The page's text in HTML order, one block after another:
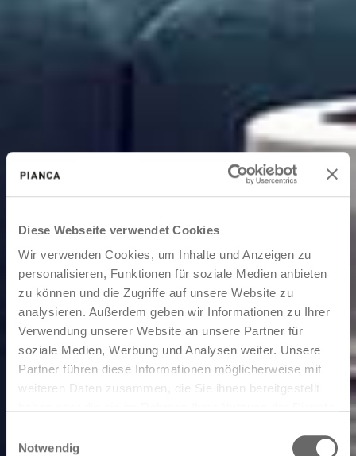
Diese Webseite verwendet Cookies
Wir verwenden Cookies, um Inhalte und Anzeigen zu
personalisieren, Funktionen für soziale Medien anbieten
zu können und die Zugriffe auf unsere Website zu
analysieren. Außerdem geben wir Informationen zu Ihrer
Verwendung unserer Website an unsere Partner für
soziale Medien, Werbung und Analysen weiter. Unsere
Partner führen diese Informationen möglicherweise mit
weiteren Daten zusammen, die Sie ihnen bereitgestellt
Notwendig